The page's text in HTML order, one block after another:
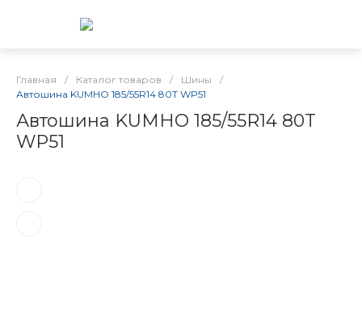
Главная / Каталог товаров / Шины
/
Автошина KUMHO 185/55R14 80T WP51
Автошина KUMHO 185/55R14 80T
WP51